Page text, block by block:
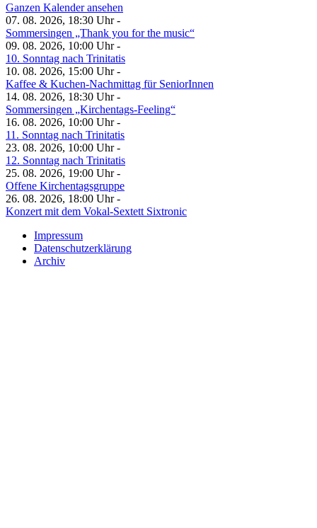
Ganzen Kalender ansehen
07. 08. 2026, 18:30 Uhr -
Sommersingen „Thank you for the music“
09. 08. 2026, 10:00 Uhr -
10. Sonntag nach Trinitatis
10. 08. 2026, 15:00 Uhr -
Kaffee & Kuchen-Nachmittag für SeniorInnen
14. 08. 2026, 18:30 Uhr -
Sommersingen „Kirchentags-Feeling“
16. 08. 2026, 10:00 Uhr -
11. Sonntag nach Trinitatis
23. 08. 2026, 10:00 Uhr -
12. Sonntag nach Trinitatis
25. 08. 2026, 19:00 Uhr -
Offene Kirchentagsgruppe
26. 08. 2026, 18:00 Uhr -
Konzert mit dem Vokal-Sextett Sixtronic
Impressum
Datenschutzerklärung
Archiv